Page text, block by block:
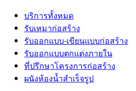
บริการทั้งหมด
รับเหมาก่อสร้าง
รับออกแบบ-เขียนแบบก่อสร้าง
รับออกแบบตกแต่งภายใน
ที่ปรึกษาโครงการก่อสร้าง
ผนังห้องน้ำสำเร็จรูป